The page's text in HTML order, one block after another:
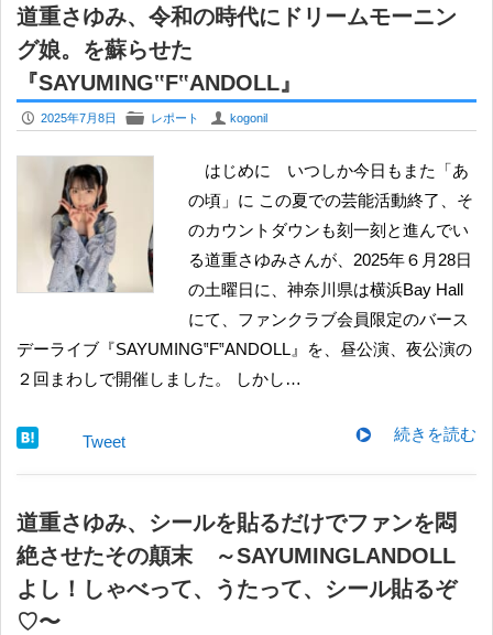
道重さゆみ、令和の時代にドリームモーニン
グ娘。を蘇らせた
『SAYUMING‟F‟ANDOLL』
P 2025年7月8日 F レポート U kogonil
はじめに いつしか今日もまた「あ
の頃」に この夏での芸能活動終了、そ
のカウントダウンも刻一刻と進んでい
る道重さゆみさんが、2025年６月28日
の土曜日に、神奈川県は横浜Bay Hall
にて、ファンクラブ会員限定のバース
デーライブ『SAYUMING‟F‟ANDOLL』を、昼公演、夜公演の
２回まわしで開催しました。 しかし…
続きを読む
Tweet
道重さゆみ、シールを貼るだけでファンを悶
絶させたその顛末 ～SAYUMINGLANDOLL
よし！しゃべって、うたって、シール貼るぞ
♡〜